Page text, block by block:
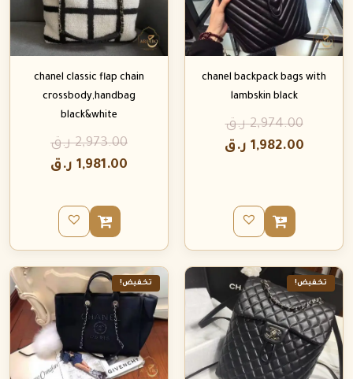
chanel backpack bags with
lambskin black
2,974.00 ر.ق
1,982.00 ر.ق
chanel classic flap chain
crossbody,handbag
black&white
2,973.00 ر.ق
1,981.00 ر.ق
تخفيض! تخفيض!